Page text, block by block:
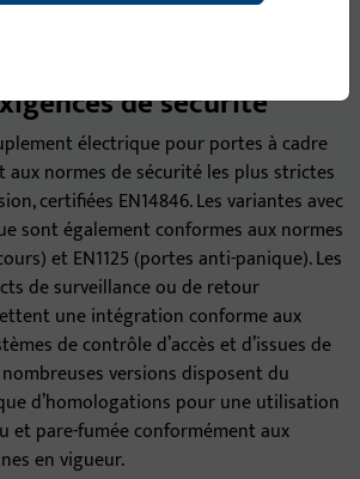
de sécurité
électrique pour portes à cadre
normes de sécurité les plus strictes
certifiées EN14846. Les variantes avec
sont également conformes aux normes
et EN1125 (portes anti-panique). Les
de surveillance ou de retour
une intégration conforme aux
de contrôle d’accès et d’issues de
versions disposent du
d’homologations pour une utilisation
et pare-fumée conformément aux
en vigueur.